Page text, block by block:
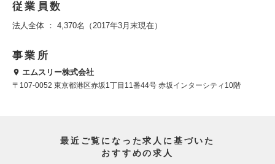
従業員数
法人全体 ： 4,370名（2017年3月末現在）
事業所
エムスリー株式会社
〒107-0052 東京都港区赤坂1丁目11番44号 赤坂インターシティ10階
最近ご覧になった求人に基づいた
おすすめの求人